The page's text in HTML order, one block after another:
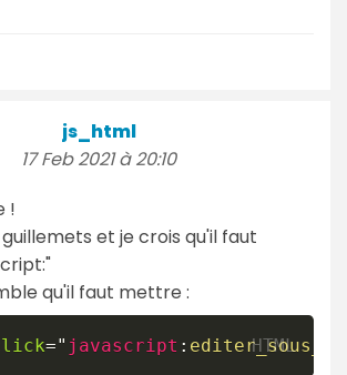
js_html
17 Feb 2021 à 20:10
!
et je crois qu'il faut
qu'il faut mettre :
=" javascript :